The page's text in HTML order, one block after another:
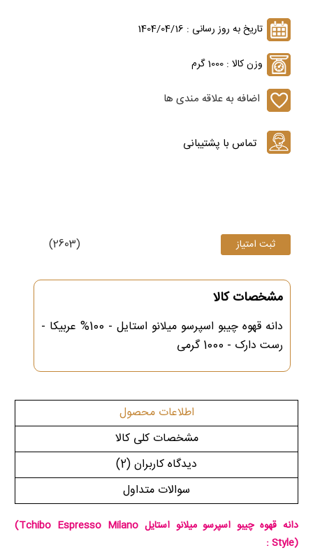
تاریخ به روز رسانی : 1404/04/16
وزن کالا : 1000 گرم
اضافه به علاقه مندی ها
(2603)
مشخصات کالا
دانه قهوه چیبو اسپرسو میلانو استایل - 100% عربیکا -
رست دارک - 1000 گرمی
اطلاعات محصول
مشخصات کلی کالا
دیدگاه کاربران(2)
سوالات متداول
دانه قهوه چیبو اسپرسو میلانو استایل(Tchibo Espresso Milano
Style)
: